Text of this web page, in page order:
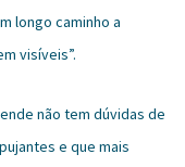
longo caminho a
visíveis”.
não tem dúvidas de
e que mais